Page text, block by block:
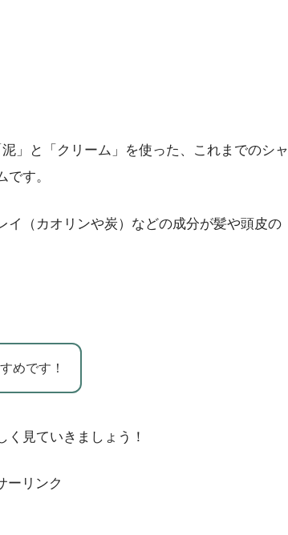
」と「クリーム」を使った、これまでのシャ
す。
（カオリンや炭）などの成分が髪や頭皮の
めです！
く見ていきましょう！
ーリンク